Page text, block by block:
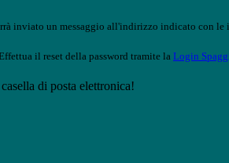
inviato un messaggio all'indirizzo indicato con le
il reset della password tramite la Login
di posta elettronica!